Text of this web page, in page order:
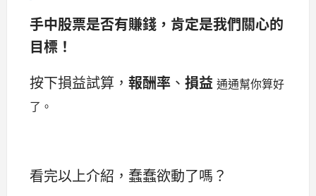
手中股票是否有賺錢，肯定是我們關心的
目標！
按下損益試算， 報酬率 、 損益 通通幫你算好
了。
看完以上介紹，蠢蠢欲動了嗎？